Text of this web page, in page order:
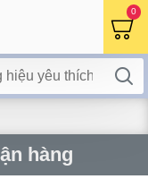
0
hàng